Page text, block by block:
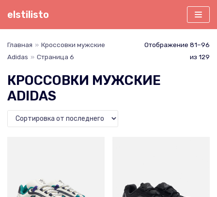
Перейти
elstilisto
Главная » Кроссовки мужские
Adidas » Страница 6
Отображение 81–96
из 129
КРОССОВКИ МУЖСКИЕ
ADIDAS